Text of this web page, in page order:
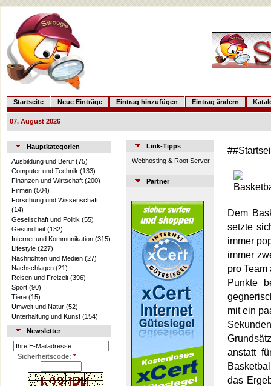
Startseite Neue Einträge Eintrag hinzufügen Eintrag ändern
07. August 2026
Hauptkategorien
Ausbildung und Beruf (75)
Computer und Technik (133)
Finanzen und Wirtschaft (200)
Firmen (504)
Forschung und Wissenschaft
(14)
Gesellschaft und Politik (55)
Gesundheit (132)
Internet und Kommunikation (315)
Lifestyle (227)
Nachrichten und Medien (27)
Nachschlagen (21)
Reisen und Freizeit (396)
Sport (90)
Tiere (15)
Umwelt und Natur (52)
Unterhaltung und Kunst (154)
Newsletter
Sicherheitscode: *
Link-Tipps
Webhosting & Root Server
Partner
Dem
setzte
immer
immer
pro
Punkte
mit ein
anstatt
das